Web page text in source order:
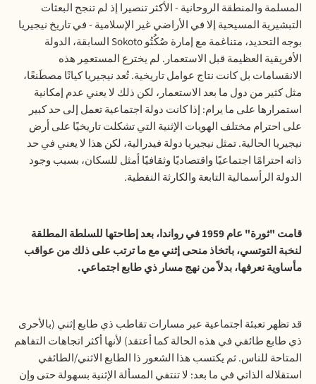
المسلمة والمنطقة الروحانية - الأكثر تنصيرا إذ لم تنجح البعثات
التبشيرية المسيحية إلا في الأراضي غير الإسلامية - في تاريخ نيجيريا
بوجه التحديد، متناغمة مع إمارة صُكُتُوSokotoالسابقة، الدولة
الأفريقية العظيمة قبل الاستعمار. لم يخترع المستعمِر هذه
الانقسامات بل كانت نتاج عوامل تاريخية. تُعد نيجيريا كيانًا مصطَنعًا،
مثل كثير من دول ما بعد الاستعمار، لكن ذلك لا يعني عدم إمكانية
استمرارها على ما يرام: إذا كانت دولة اجتماعية تعمل إلى حد كبير
على احترام مختلف الهويات الإثنية التي تشكلت تاريخيًا على أرض
نيجيريا الحالية. تمثل نيجيريا دولة فيدرالية، لكن هذا لا يعني في حد
ذاته احترامًا اجتماعيًا واقتصاديًا وثقافيًا أمثل للسكان، بسبب وجود
الدولة الرأسمالية التابعة والكارثة النفطية.
قامت "ثورة" عام 1959 في رواندا، بعد إطاحتها للسلطة المطلقة
لنخبة التوتسي، باتخاذ منحى إثني مع ما ترتب على ذلك من عواقب
مأساوية نعرفها، بدلاً من نهج مسار ذي طابع اجتماعي.
قد تظهر تعبئة اجتماعية عبر مسارات تقاطب ذي طابع إثني (بالأحرى
ذي طابع طائفي في هذه الحالة كما أعتقد) لأنها أكثر اتجاهات التفاهم
المتاحة للناس. ثم يكتسب هذا الشعور ذا الطابع الاثني/الطائفي
استقلاله الذاتي في ما بعد: لا تنتفي المسألة الإثنية بسهولة حتى وإن